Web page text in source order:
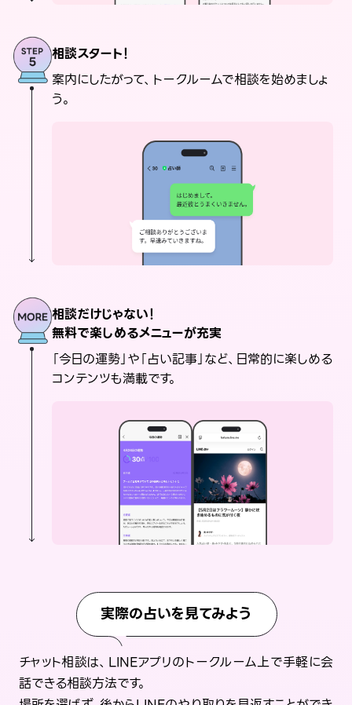
相談スタート！
案内にしたがって、トークルームで相談を始めましょ
う。
相談だけじゃない！
無料で楽しめるメニューが充実
「今日の運勢」や「占い記事」など、日常的に楽しめる
コンテンツも満載です。
実際の占いを見てみよう
チャット相談は、LINEアプリのトークルーム上で手軽に会
話できる相談方法です。